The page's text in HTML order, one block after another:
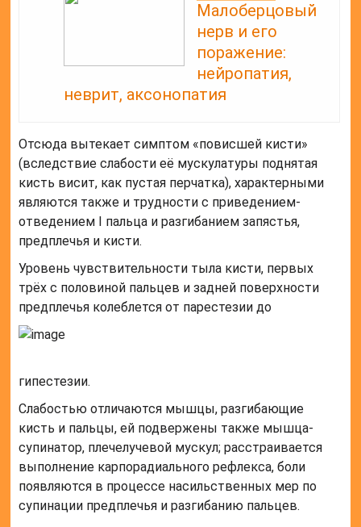
Малоберцовый
нерв и его
поражение:
нейропатия,
неврит, аксонопатия
Отсюда вытекает симптом «повисшей кисти»
(вследствие слабости её мускулатуры поднятая
кисть висит, как пустая перчатка), характерными
являются также и трудности с приведением-
отведением I пальца и разгибанием запястья,
предплечья и кисти.
Уровень чувствительности тыла кисти, первых
трёх с половиной пальцев и задней поверхности
предплечья колеблется от парестезии до
гипестезии.
Слабостью отличаются мышцы, разгибающие
кисть и пальцы, ей подвержены также мышца-
супинатор, плечелучевой мускул; расстраивается
выполнение карпорадиального рефлекса, боли
появляются в процессе насильственных мер по
супинации предплечья и разгибанию пальцев.